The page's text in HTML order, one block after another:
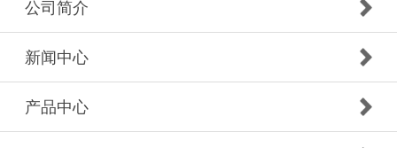
公司简介
新闻中心
产品中心